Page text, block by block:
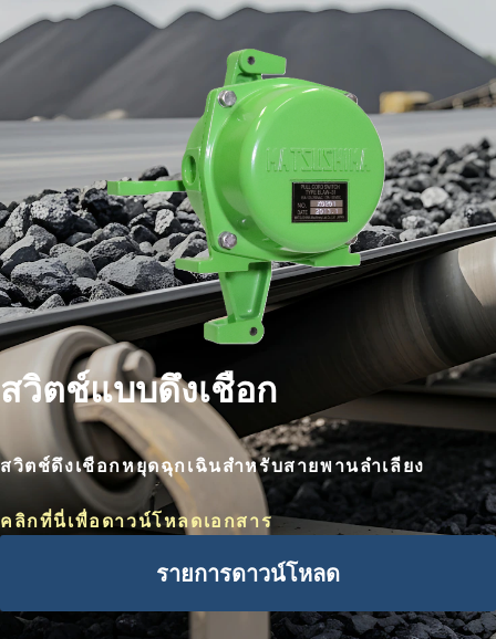
สวิตช์แบบดึงเชือก
สวิตช์ดึงเชือกหยุดฉุกเฉินสำหรับสายพานลำเลียง
คลิกที่นี่เพื่อดาวน์โหลดเอกสาร
รายการดาวน์โหลด